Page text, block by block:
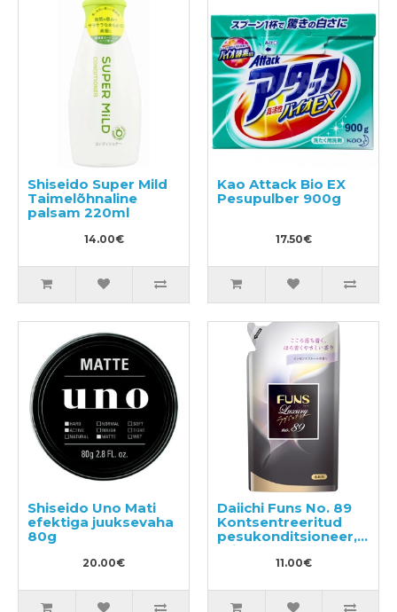
Shiseido Super Mild
Taimelõhnaline
palsam 220ml
14.00€
Kao Attack Bio EX
Pesupulber 900g
17.50€
Shiseido Uno Mati
efektiga juuksevaha
80g
20.00€
Daiichi Funs No. 89
Kontsentreeritud
pesukonditsioneer,
täide 480ml
11.00€